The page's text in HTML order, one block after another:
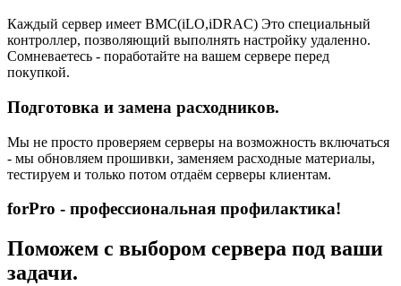
Каждый сервер имеет BMC(iLO,iDRAC) Это специальный
контроллер, позволяющий выполнять настройку удаленно.
Сомневаетесь - поработайте на вашем сервере перед
покупкой.
Подготовка и замена расходников.
Мы не просто проверяем серверы на возможность включаться
- мы обновляем прошивки, заменяем расходные материалы,
тестируем и только потом отдаём серверы клиентам.
forPro - профессиональная профилактика!
Поможем с выбором сервера под ваши
задачи.